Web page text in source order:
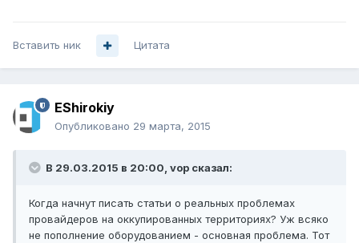
Вставить ник Цитата
EShirokiy
Опубликовано 29 марта, 2015
В 29.03.2015 в 20:00, vop сказал:
Когда начнут писать статьи о реальных проблемах
провайдеров на оккупированных территориях? Уж всяко
не пополнение оборудованием - основная проблема. Тот